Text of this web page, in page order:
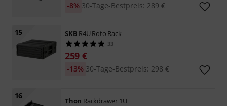
30-Tage-Bestpreis: 289 €
-8%
15 SKB R4U Roto Rack
33
259 €
30-Tage-Bestpreis: 298 €
-13%
16
Thon Rackdrawer 1U